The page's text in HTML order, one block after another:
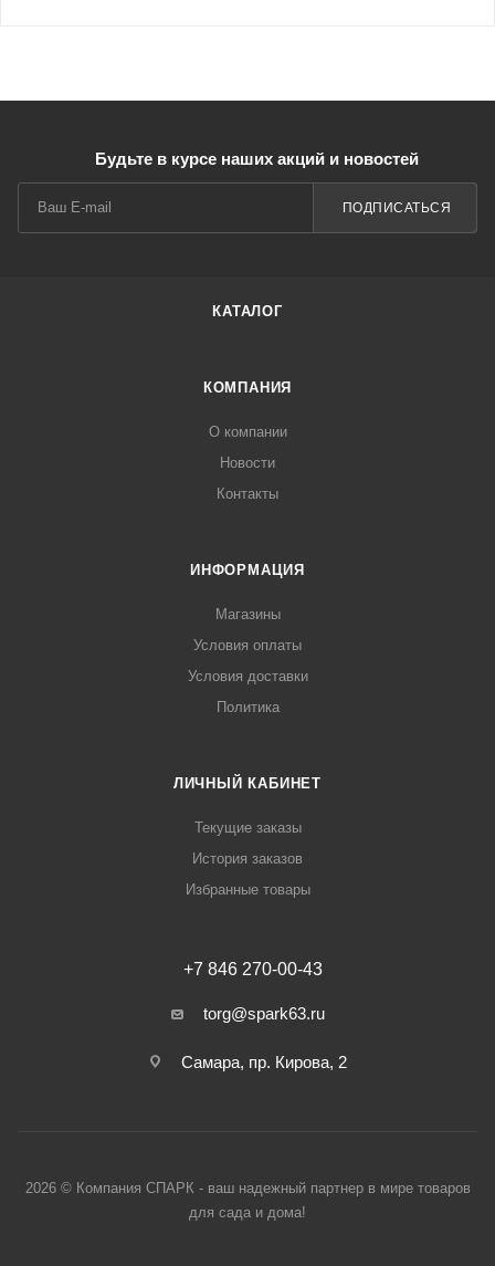
Будьте в курсе наших акций и новостей
ПОДПИСАТЬСЯ
КАТАЛОГ
КОМПАНИЯ
О компании
Новости
Контакты
ИНФОРМАЦИЯ
Магазины
Условия оплаты
Условия доставки
Политика
ЛИЧНЫЙ КАБИНЕТ
Текущие заказы
История заказов
Избранные товары
+7 846 270-00-43
torg@spark63.ru
Самара, пр. Кирова, 2
2026 © Компания СПАРК - ваш надежный партнер в мире товаров
для сада и дома!